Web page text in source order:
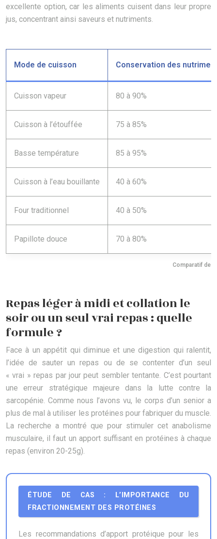
excellente option, car les aliments cuisent dans leur propre
jus, concentrant ainsi saveurs et nutriments.
Comparatif
Mode de cuisson Conservation des
Cuisson vapeur 80 à 90%
Cuisson à l’étouffée 75 à 85%
Basse température 85 à 95%
Cuisson à l’eau bouillante 40 à 60%
Four traditionnel 40 à 50%
Papillote douce 70 à 80%
Repas léger à midi et collation le
soir ou un seul vrai repas : quelle
formule ?
Face à un appétit qui diminue et une digestion qui ralentit,
l’idée de sauter un repas ou de se contenter d’un seul
« vrai » repas par jour peut sembler tentante. C’est pourtant
une erreur stratégique majeure dans la lutte contre la
sarcopénie. Comme nous l’avons vu, le corps d’un senior a
plus de mal à utiliser les protéines pour fabriquer du muscle.
La recherche a montré que pour stimuler cet anabolisme
musculaire, il faut un apport suffisant en protéines à chaque
repas (environ 20-25g).
ÉTUDE DE CAS : L’IMPORTANCE DU
FRACTIONNEMENT DES PROTÉINES
Les recommandations d’apport protéique pour les